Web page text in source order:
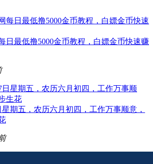
日最低撸5000金币教程，白嫖金币快速赚
星期五，农历六月初四，工作万事顺意，